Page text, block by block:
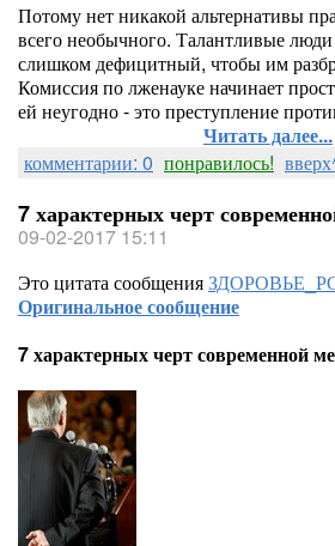
Потому нет никакой альтернативы
всего необычного. Талантливые
слишком дефицитный, чтобы им
Комиссия по лженауке начинает
ей неугодно - это преступление
Читать далее...
комментарии: 0 понравилось!
7 характерных черт
09-02-2017 15:11
Это цитата сообщения
Оригинальное сообщение
7 характерных черт современной